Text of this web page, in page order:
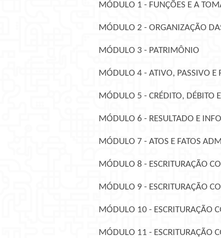
MÓDULO 1 - FUNÇÕES E A
MÓDULO 2 - ORGANIZAÇÃO
MÓDULO 3 - PATRIMÔNIO
MÓDULO 4 - ATIVO, PASSIVO
MÓDULO 5 - CRÉDITO, DÉBITO
MÓDULO 6 - RESULTADO E
MÓDULO 7 - ATOS E FATOS
MÓDULO 8 - ESCRITURAÇÃO
MÓDULO 9 - ESCRITURAÇÃO
MÓDULO 10 - ESCRITURAÇÃO
MÓDULO 11 - ESCRITURAÇÃO